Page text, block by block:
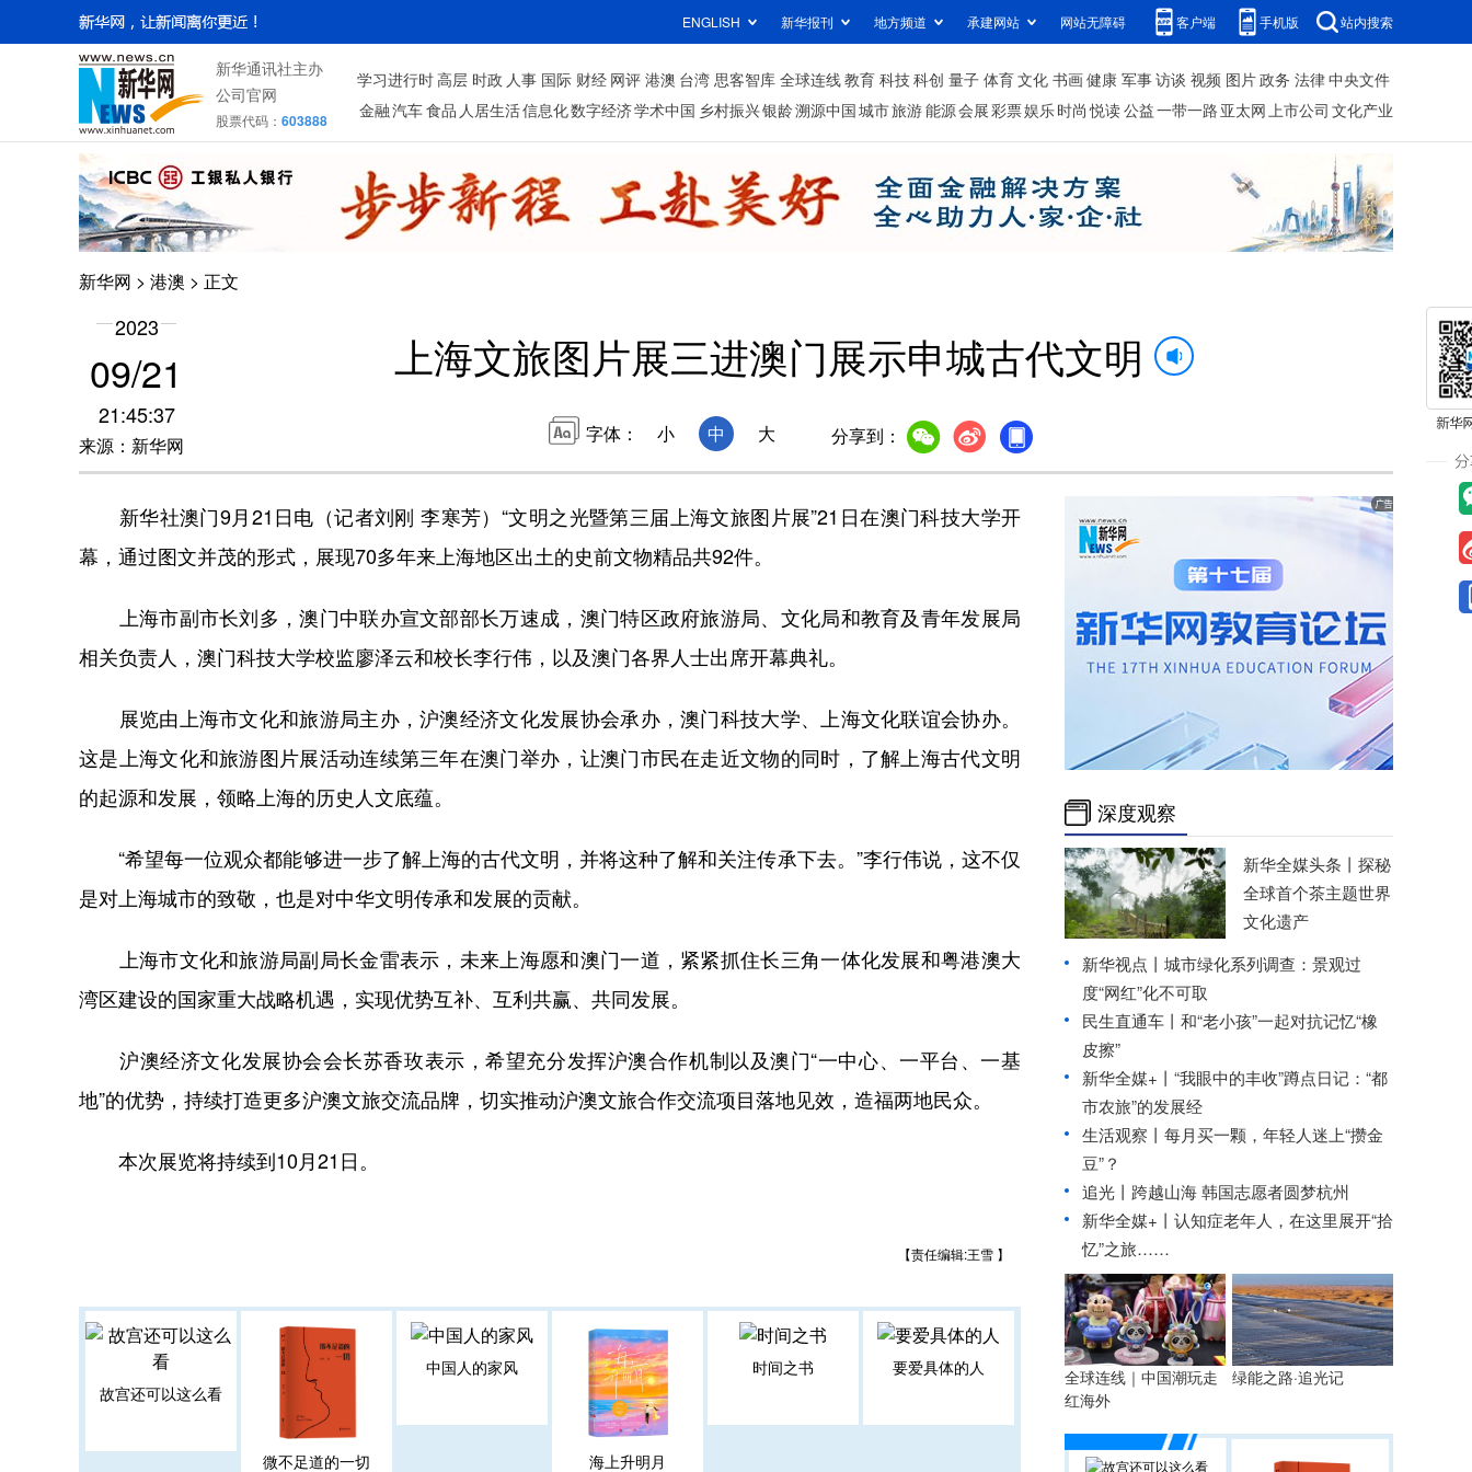
ENGLISH 新华报刊 地方频道 承建网站 网站无障碍 客户端 手机版 站内搜索
新华通讯社主办
公司官网
股票代码： 603888
学习进行时高层 时政 人事 国际 财经 网评 港澳 台湾 思客智库 全球连线教育 科技科创 量子 体育文化 书画健康 军事访谈 视频 图片政务 法律中央文件
金融汽车食品 人居生活信息化数字经济学术中国 乡村振兴银龄溯源中国城市旅游能源会展彩票娱乐时尚 悦读公益一带一路 亚太网上市公司 文化产业
新华网 > 港澳 > 正文
2023
09/21
21:45:37
来源：新华网
上海文旅图片展三进澳门展示申城古代文明
字体： 小 中 大 分享到：
新华社澳门9月21日电（记者刘刚 李寒芳）“文明之光暨第三届上海文旅图片展”21日在澳门科技大学开
幕，通过图文并茂的形式，展现70多年来上海地区出土的史前文物精品共92件。
上海市副市长刘多，澳门中联办宣文部部长万速成，澳门特区政府旅游局、文化局和教育及青年发展局
相关负责人，澳门科技大学校监廖泽云和校长李行伟，以及澳门各界人士出席开幕典礼。
展览由上海市文化和旅游局主办，沪澳经济文化发展协会承办，澳门科技大学、上海文化联谊会协办。
这是上海文化和旅游图片展活动连续第三年在澳门举办，让澳门市民在走近文物的同时，了解上海古代文明
的起源和发展，领略上海的历史人文底蕴。
“希望每一位观众都能够进一步了解上海的古代文明，并将这种了解和关注传承下去。”李行伟说，这不仅
是对上海城市的致敬，也是对中华文明传承和发展的贡献。
上海市文化和旅游局副局长金雷表示，未来上海愿和澳门一道，紧紧抓住长三角一体化发展和粤港澳大
湾区建设的国家重大战略机遇，实现优势互补、互利共赢、共同发展。
沪澳经济文化发展协会会长苏香玫表示，希望充分发挥沪澳合作机制以及澳门“一中心、一平台、一基
地”的优势，持续打造更多沪澳文旅交流品牌，切实推动沪澳文旅合作交流项目落地见效，造福两地民众。
本次展览将持续到10月21日。
【责任编辑:王雪 】
故宫还可以这么看
微不足道的一切
中国人的家风
海上升明月
时间之书 要爱具体的人
深度观察
新华全媒头条丨 探秘
全球首个茶主题世界
文化遗产
新华视点丨 城市绿化系列调查：景观过
度“网红”化不可取
民生直通车丨 和“老小孩”一起对抗记忆“橡
皮擦”
新华全媒+丨 “我眼中的丰收”蹲点日记：“都
市农旅”的发展经
生活观察丨每月买一颗，年轻人迷上“攒金
豆”？
追光丨 跨越山海 韩国志愿者圆梦杭州
新华全媒+丨 认知症老年人，在这里展开“拾
忆”之旅……
全球连线｜中国潮玩走
红海外
绿能之路·追光记